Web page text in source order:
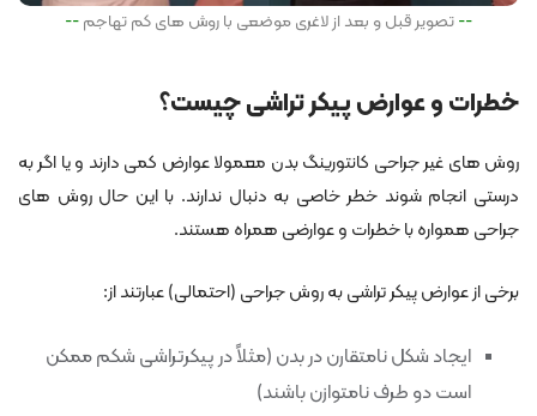
تصویر قبل و بعد از لاغری موضعی با روش های کم تهاجم
خطرات و عوارض پیکر تراشی چیست؟
روش های غیر جراحی کانتورینگ بدن معمولا عوارض کمی دارند و یا اگر به
درستی انجام شوند خطر خاصی به دنبال ندارند. با این حال روش های
جراحی همواره با خطرات و عوارضی همراه هستند.
برخی از عوارض پیکر تراشی به روش جراحی (احتمالی) عبارتند از:
ایجاد شکل نامتقارن در بدن (مثلاً در پیکرتراشی شکم ممکن
است دو طرف نامتوازن باشند)